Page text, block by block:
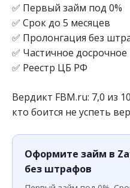
✅ Первый займ под 0%
✅ Срок до 5 месяцев
✅ Пролонгация без
✅ Частичное
✅ Реестр ЦБ РФ
Вердикт FBM.ru: 7,0 из
кто боится не успеть
Оформите займ в
без штрафов